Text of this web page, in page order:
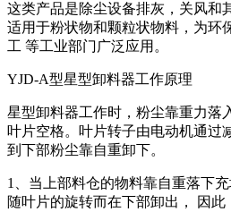
这类产品是除尘设备排灰，关风和
适用于粉状物和颗粒状物料，为环
工 等工业部门广泛应用。
YJD-A型星型卸料器工作原理
星型卸料器工作时，粉尘靠重力落
叶片空格。叶片转子由电动机通过
到下部粉尘靠自重卸下。
1、当上部料仓的物料靠自重落下
随叶片的旋转而在下部卸出， 因